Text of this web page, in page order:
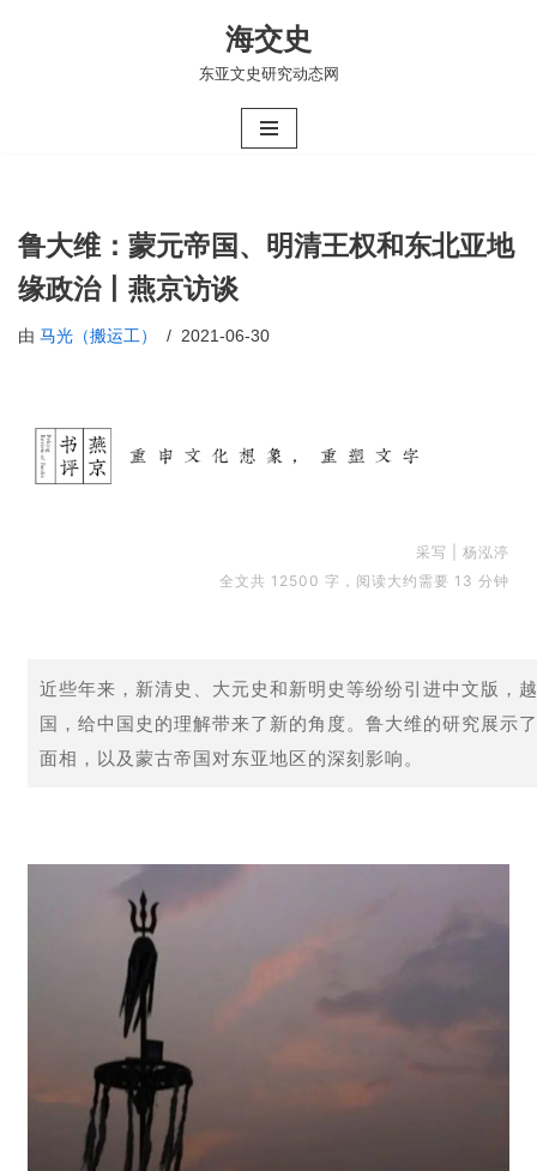
海交史
东亚文史研究动态网
鲁大维：蒙元帝国、明清王权和东北亚地
缘政治丨燕京访谈
由 马光（搬运工） 2021-06-30
采写 | 杨泓渟
全文共 12500 字，阅读大约需要 13 分钟
近些年来，新清史、大元史和新明史等纷纷引进中文版，
国，给中国史的理解带来了新的角度。 鲁大维的研究展示
面相，以及蒙古帝国对东亚地区的深刻影响。